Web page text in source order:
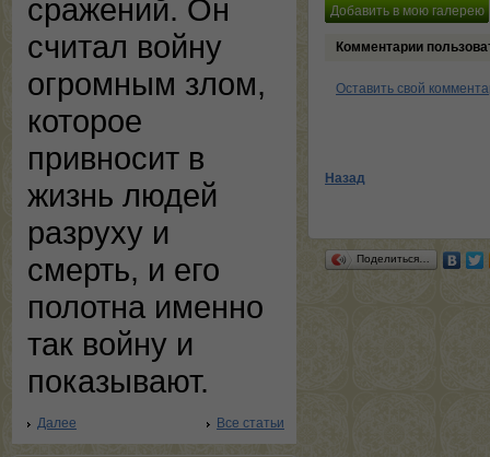
сражений. Он
считал войну
огромным злом,
которое
привносит в
жизнь людей
разруху и
смерть, и его
полотна именно
так войну и
показывают.
Далее Все статьи
Комментарии
Оставить свой
Назад
Поделиться…